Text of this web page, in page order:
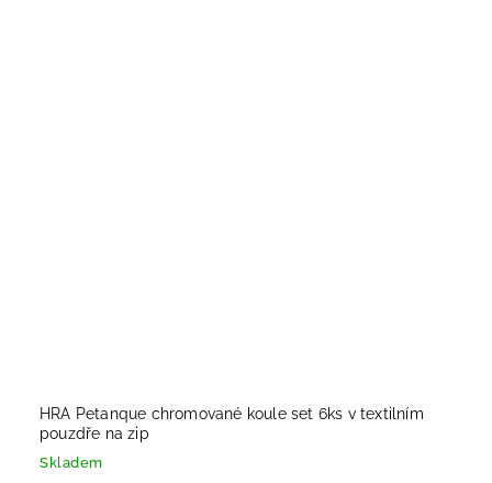
HRA Petanque chromované koule set 6ks v textilním
pouzdře na zip
Skladem